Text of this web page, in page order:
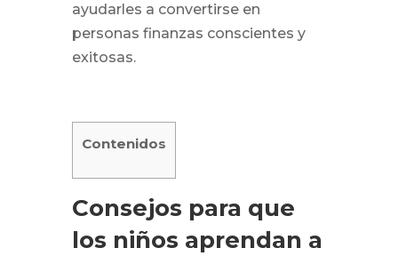
ayudarles a convertirse en
personas finanzas conscientes y
exitosas.
Contenidos
Consejos para que
los niños aprendan a